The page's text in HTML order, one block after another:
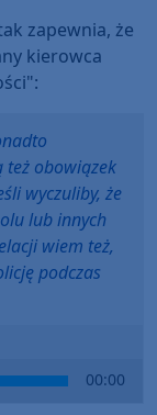
zapewnia, że
kierowca
też obowiązek
wyczuliby, że
lub innych
wiem też,
podczas
00:00